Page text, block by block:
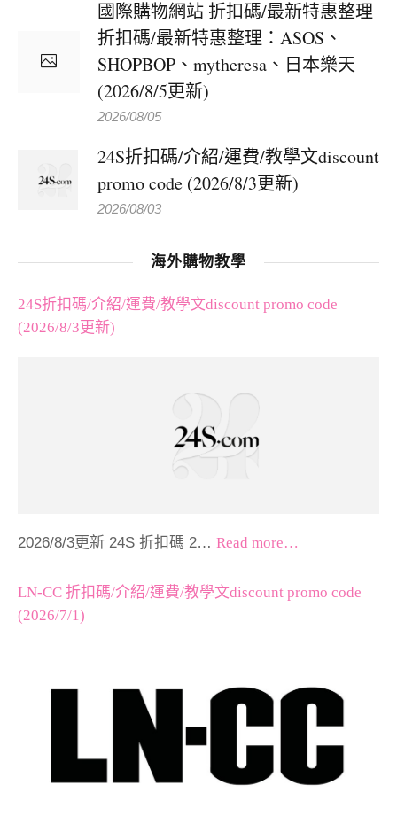
國際購物網站 折扣碼/最新特惠整理
折扣碼/最新特惠整理：ASOS、
SHOPBOP、mytheresa、日本樂天
(2026/8/5更新)
2026/08/05
24S折扣碼/介紹/運費/教學文discount
promo code (2026/8/3更新)
2026/08/03
海外購物教學
24S折扣碼/介紹/運費/教學文discount promo code
(2026/8/3更新)
2026/8/3更新 24S 折扣碼 2… Read more…
LN-CC 折扣碼/介紹/運費/教學文discount promo code
(2026/7/1)